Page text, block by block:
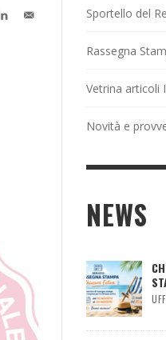
Sportello del
Rassegna
Vetrina articoli
Novità e
NEWS